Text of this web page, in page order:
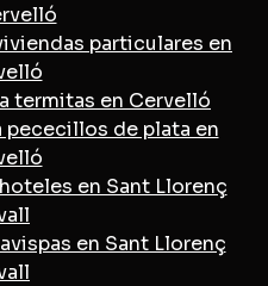
particulares en
termitas en Cervelló
pececillos de plata en
en Sant Llorenç
en Sant Llorenç